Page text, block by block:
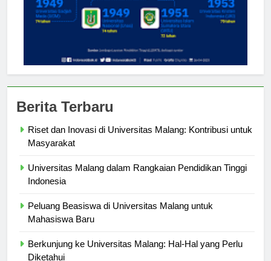
Riset dan Inovasi di Universitas Malang: Kontribusi untuk
Universitas Malang dalam Rangkaian Pendidikan Tinggi
Peluang Beasiswa di Universitas Malang untuk
Berkunjung ke Universitas Malang: Hal-Hal yang Perlu